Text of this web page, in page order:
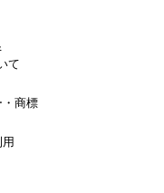
て
商標